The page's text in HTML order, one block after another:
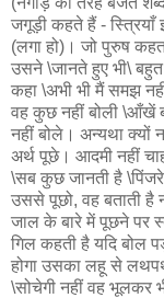
जगूड़ी कहते हैं - स्त्रियाँ
(लगा हो)। जो पुरुष
उसने \जानते हुए भी\
कहा \अभी भी मैं समझ
वह कुछ नहीं बोली \आँखें
नहीं बोले। अन्यथा क्यों
अर्थ पूछे। आदमी नहीं
\सब कुछ जानती है
उससे पूछो, वह बताती है
जाल के बारे में पूछने पर
गिल कहती है यदि बोल
होगा उसका लहू से
\सोचेगी नहीं वह भूलकर